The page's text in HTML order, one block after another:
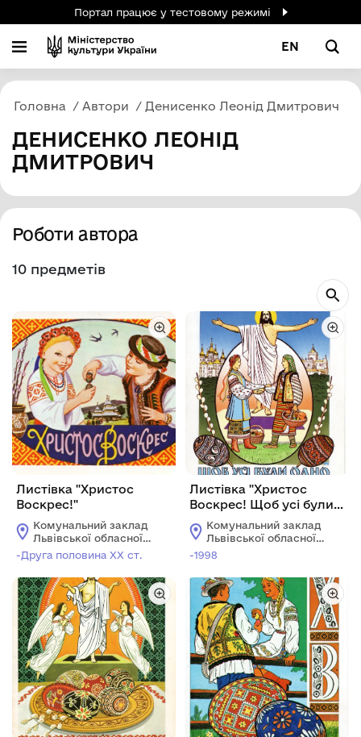
Портал працює у тестовому режимі
EN
Головна Автори Денисенко Леонід Дмитрович
ДЕНИСЕНКО ЛЕОНІД
ДМИТРОВИЧ
Роботи автора
10 предметів
Листівка "Христос
Воскрес!"
Комунальний заклад
Львівської обласної
ради "Львівський
історичний музей"
-Друга половина ХХ ст.
Листівка "Христос
Воскрес! Щоб усі були
одно"Комунальний заклад
Львівської обласної
ради "Львівський
-1998